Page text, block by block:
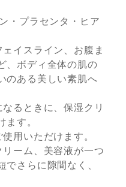
・プラセンタ・ヒア
イスライン、お腹ま
、ボディ全体の肌の
のある美しい素肌へ
るときに、保湿クリ
す。
用いただけます。
ーム、美容液が一つ
さらに隙間なく、